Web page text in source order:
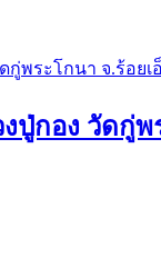
กอง วัดกู่พ